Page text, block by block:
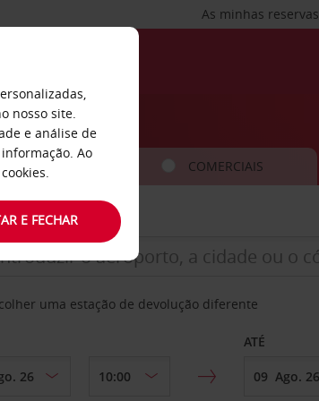
As minhas reservas
CARRO COMERCIAIS
EM
uma estação de devolução diferente
ATÉ
nosso site.
e análise de
Ao
E FECHAR